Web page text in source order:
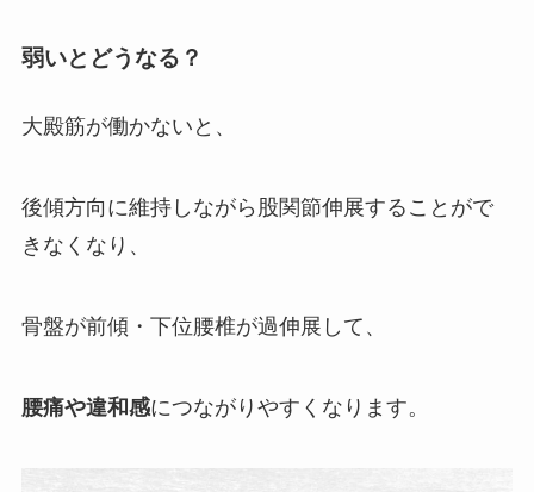
弱いとどうなる？
大殿筋が働かないと、
後傾方向に維持しながら股関節伸展することがで
きなくなり、
骨盤が前傾・下位腰椎が過伸展して、
腰痛や違和感につながりやすくなります。